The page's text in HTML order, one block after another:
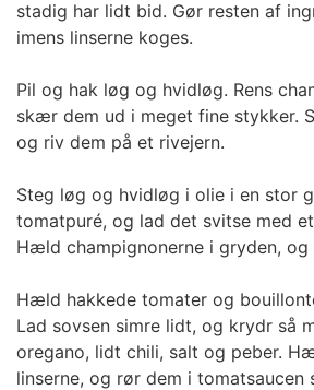
stadig har lidt bid. Gør resten af
imens linserne koges.
Pil og hak løg og hvidløg. Rens
skær dem ud i meget fine stykker.
og riv dem på et rivejern.
Steg løg og hvidløg i olie i en stor
tomatpuré, og lad det svitse med
Hæld champignonerne i gryden, og
Hæld hakkede tomater og
Lad sovsen simre lidt, og krydr så
oregano, lidt chili, salt og peber.
linserne, og rør dem i tomatsaucen